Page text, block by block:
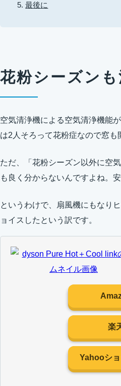
最後に
花粉シーズン
空気清浄機による空気清浄機能
は2人そろって花粉症なので窓も
ただ、「花粉シーズン以外に空
も良く分からないんですよね。
というわけで、扇風機にもなり
ョイスしたという訳です。
楽
Yahooシ